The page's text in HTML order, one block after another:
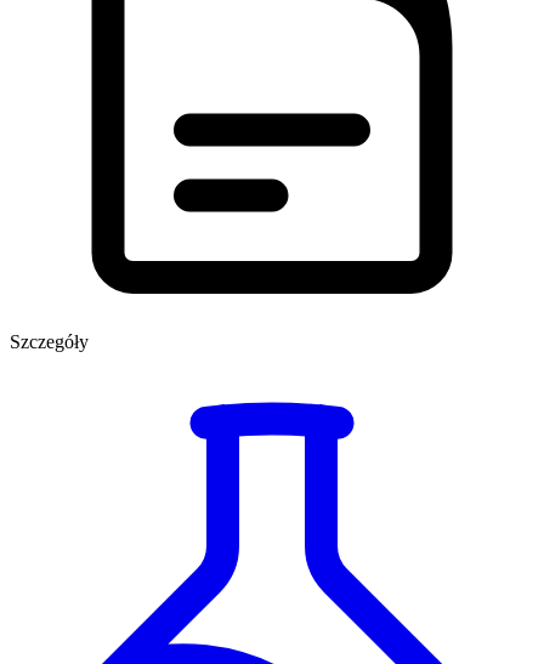
Szczegóły